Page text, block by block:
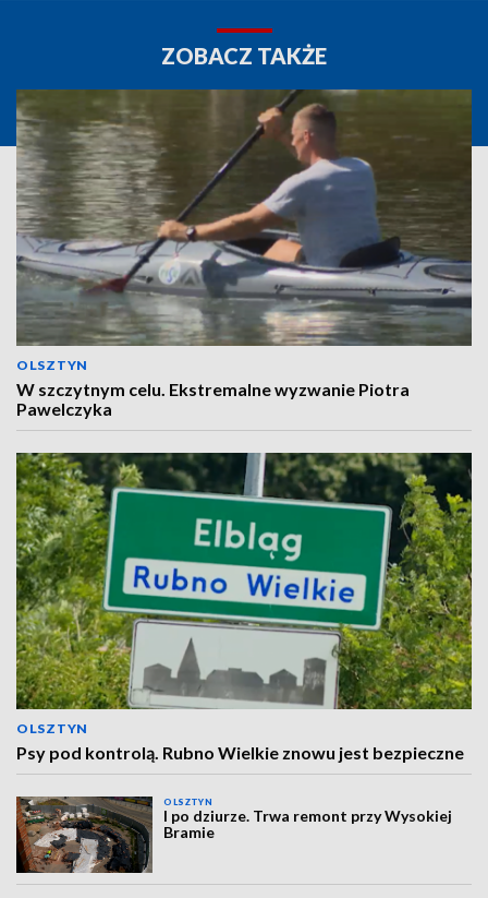
ZOBACZ TAKŻE
OLSZTYN
W szczytnym celu. Ekstremalne wyzwanie Piotra
Pawelczyka
OLSZTYN
Psy pod kontrolą. Rubno Wielkie znowu jest bezpieczne
OLSZTYN
I po dziurze. Trwa remont przy Wysokiej
Bramie